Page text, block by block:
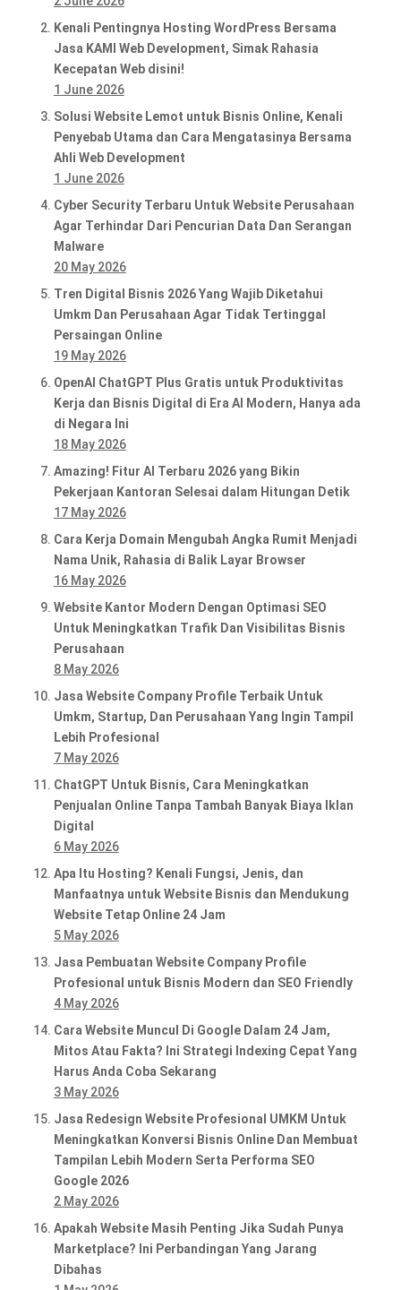
Kenali Pentingnya Hosting WordPress Bersama
Jasa KAMI Web Development, Simak Rahasia
Kecepatan Web disini!
1 June 2026
Solusi Website Lemot untuk Bisnis Online, Kenali
Penyebab Utama dan Cara Mengatasinya Bersama
Ahli Web Development
1 June 2026
Cyber Security Terbaru Untuk Website Perusahaan
Agar Terhindar Dari Pencurian Data Dan Serangan
Malware
20 May 2026
Tren Digital Bisnis 2026 Yang Wajib Diketahui
Umkm Dan Perusahaan Agar Tidak Tertinggal
Persaingan Online
19 May 2026
OpenAI ChatGPT Plus Gratis untuk Produktivitas
Kerja dan Bisnis Digital di Era AI Modern, Hanya ada
di Negara Ini
18 May 2026
Amazing! Fitur AI Terbaru 2026 yang Bikin
Pekerjaan Kantoran Selesai dalam Hitungan Detik
17 May 2026
Cara Kerja Domain Mengubah Angka Rumit Menjadi
Nama Unik, Rahasia di Balik Layar Browser
16 May 2026
Website Kantor Modern Dengan Optimasi SEO
Untuk Meningkatkan Trafik Dan Visibilitas Bisnis
Perusahaan
8 May 2026
Jasa Website Company Profile Terbaik Untuk
Umkm, Startup, Dan Perusahaan Yang Ingin Tampil
Lebih Profesional
7 May 2026
ChatGPT Untuk Bisnis, Cara Meningkatkan
Penjualan Online Tanpa Tambah Banyak Biaya Iklan
Digital
6 May 2026
Apa Itu Hosting? Kenali Fungsi, Jenis, dan
Manfaatnya untuk Website Bisnis dan Mendukung
Website Tetap Online 24 Jam
5 May 2026
Jasa Pembuatan Website Company Profile
Profesional untuk Bisnis Modern dan SEO Friendly
4 May 2026
Cara Website Muncul Di Google Dalam 24 Jam,
Mitos Atau Fakta? Ini Strategi Indexing Cepat Yang
Harus Anda Coba Sekarang
3 May 2026
Jasa Redesign Website Profesional UMKM Untuk
Meningkatkan Konversi Bisnis Online Dan Membuat
Tampilan Lebih Modern Serta Performa SEO
Google 2026
2 May 2026
Apakah Website Masih Penting Jika Sudah Punya
Marketplace? Ini Perbandingan Yang Jarang
Dibahas